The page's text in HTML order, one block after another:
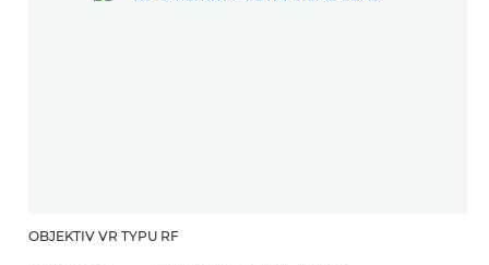
OBJEKTIV VR TYPU RF